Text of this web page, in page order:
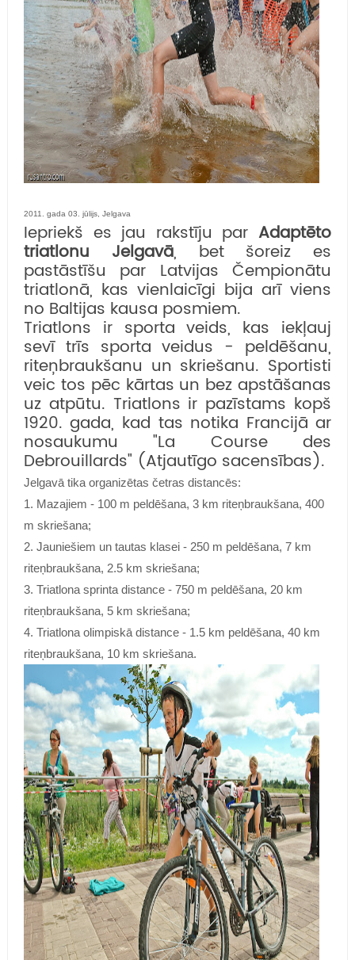
2011. gada 03. jūlijs, Jelgava
Iepriekš es jau rakstīju par Adaptēto
triatlonu Jelgavā, bet šoreiz es
pastāstīšu par Latvijas Čempionātu
triatlonā, kas vienlaicīgi bija arī viens
no Baltijas kausa posmiem.
Triatlons ir sporta veids, kas iekļauj
sevī trīs sporta veidus - peldēšanu,
riteņbraukšanu un skriešanu. Sportisti
veic tos pēc kārtas un bez apstāšanas
uz atpūtu. Triatlons ir pazīstams kopš
1920. gada, kad tas notika Francijā ar
nosaukumu "La Course des
Debrouillards" (Atjautīgo sacensības).
Jelgavā tika organizētas četras distancēs:
1. Mazajiem - 100 m peldēšana, 3 km riteņbraukšana, 400
m skriešana;
2. Jauniešiem un tautas klasei - 250 m peldēšana, 7 km
riteņbraukšana, 2.5 km skriešana;
3. Triatlona sprinta distance - 750 m peldēšana, 20 km
riteņbraukšana, 5 km skriešana;
4. Triatlona olimpiskā distance - 1.5 km peldēšana, 40 km
riteņbraukšana, 10 km skriešana.